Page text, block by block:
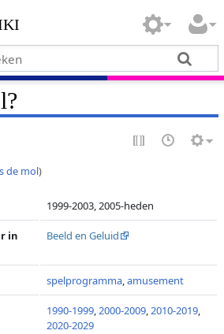
de mol)
1999-2003, 2005-heden
in
Beeld en Geluid
spelprogramma,amusement
1990-1999,2000-2009,2010-2019,
2020-2029